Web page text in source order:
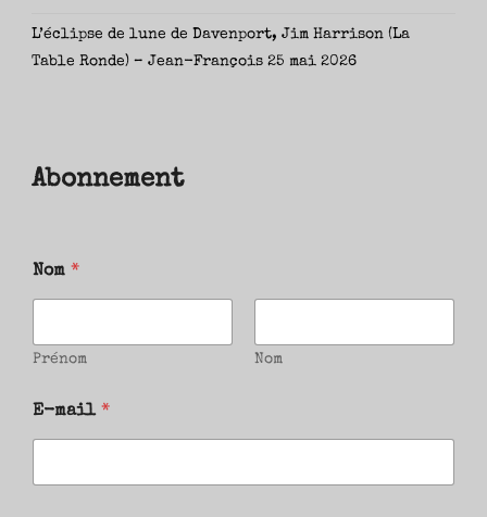
L’éclipse de lune de Davenport, Jim Harrison (La
Table Ronde) – Jean-François 25 mai 2026
Abonnement
Nom *
Prénom Nom
E-mail *